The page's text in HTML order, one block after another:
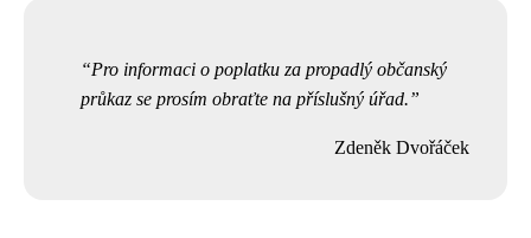
Pro informaci o poplatku za propadlý občanský
průkaz se prosím obraťte na příslušný úřad.
Zdeněk Dvořáček